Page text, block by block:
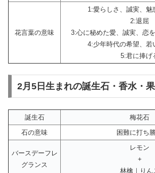
花言葉の意味
1:愛らしさ、誠実、魅
2:退屈
3:心に秘めた愛、誠実、恋
4:少年時代の希望、若
5:君に捧げ
2月5日生まれの誕生石・香水・
誕生石
梅花石
石の意味
困難に打ち
バースデーフレ
グランス
レモン
+
林檎｜りん